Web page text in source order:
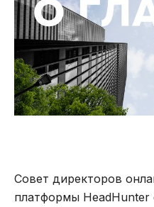
Совет директоров
платформы